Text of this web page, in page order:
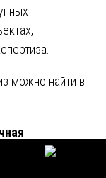
можно найти в